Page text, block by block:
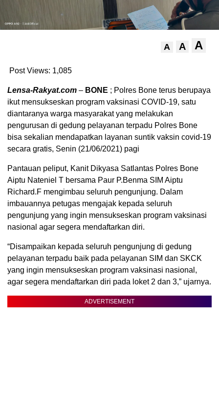
A A A
Post Views: 1,085
Lensa-Rakyat.com – BONE ; Polres Bone terus berupaya
ikut mensukseskan program vaksinasi COVID-19, satu
diantaranya warga masyarakat yang melakukan
pengurusan di gedung pelayanan terpadu Polres Bone
bisa sekalian mendapatkan layanan suntik vaksin covid-19
secara gratis, Senin (21/06/2021) pagi
Pantauan peliput, Kanit Dikyasa Satlantas Polres Bone
Aiptu Nateniel T bersama Paur P.Benma SIM Aiptu
Richard.F mengimbau seluruh pengunjung. Dalam
imbauannya petugas mengajak kepada seluruh
pengunjung yang ingin mensukseskan program vaksinasi
nasional agar segera mendaftarkan diri.
“Disampaikan kepada seluruh pengunjung di gedung
pelayanan terpadu baik pada pelayanan SIM dan SKCK
yang ingin mensukseskan program vaksinasi nasional,
agar segera mendaftarkan diri pada loket 2 dan 3,” ujarnya.
ADVERTISEMENT